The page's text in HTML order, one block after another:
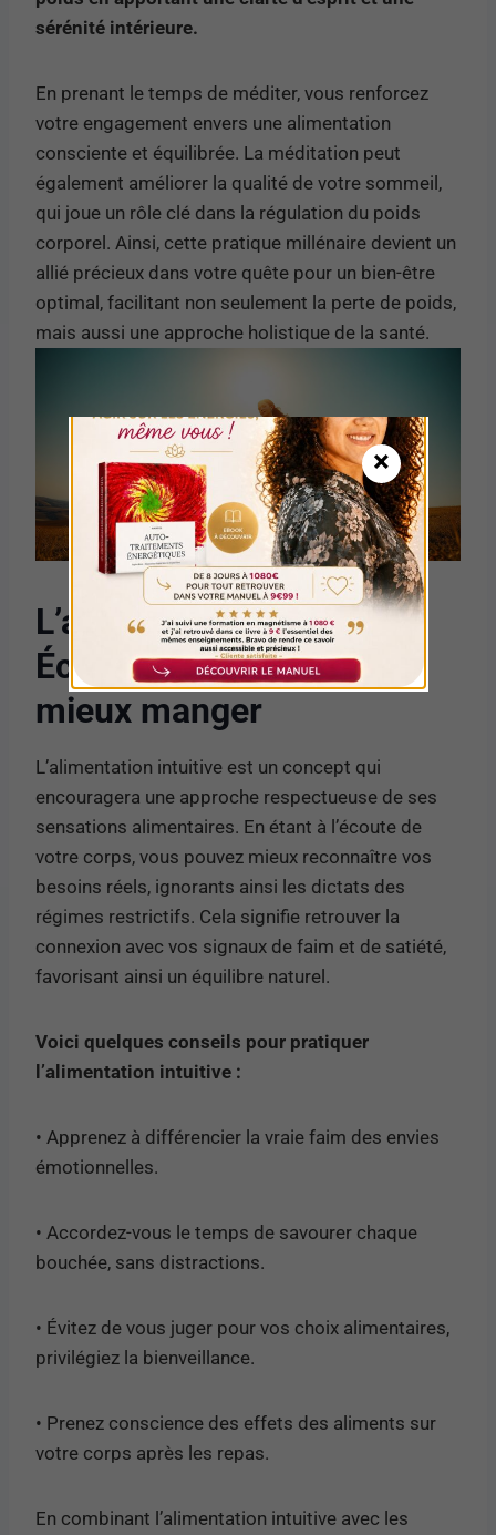
sérénité intérieure.
En prenant le temps de méditer, vous renforcez
votre engagement envers une alimentation
consciente et équilibrée. La méditation peut
également améliorer la qualité de votre sommeil,
qui joue un rôle clé dans la régulation du poids
corporel. Ainsi, cette pratique millénaire devient un
allié précieux dans votre quête pour un bien-être
optimal, facilitant non seulement la perte de poids,
mais aussi une approche holistique de la santé.
L’alimentation intuitive :
Écouter son corps pour
mieux manger
L’alimentation intuitive est un concept qui
encouragera une approche respectueuse de ses
sensations alimentaires. En étant à l’écoute de
votre corps, vous pouvez mieux reconnaître vos
besoins réels, ignorants ainsi les dictats des
régimes restrictifs. Cela signifie retrouver la
connexion avec vos signaux de faim et de satiété,
favorisant ainsi un équilibre naturel.
Voici quelques conseils pour pratiquer
l’alimentation intuitive :
• Apprenez à différencier la vraie faim des envies
émotionnelles.
• Accordez-vous le temps de savourer chaque
bouchée, sans distractions.
• Évitez de vous juger pour vos choix alimentaires,
privilégiez la bienveillance.
• Prenez conscience des effets des aliments sur
votre corps après les repas.
En combinant l’alimentation intuitive avec les
×